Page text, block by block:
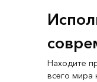
Находите
всего мира